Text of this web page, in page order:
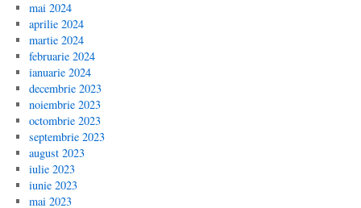
mai 2024
aprilie 2024
martie 2024
februarie 2024
ianuarie 2024
decembrie 2023
noiembrie 2023
octombrie 2023
septembrie 2023
august 2023
iulie 2023
iunie 2023
mai 2023